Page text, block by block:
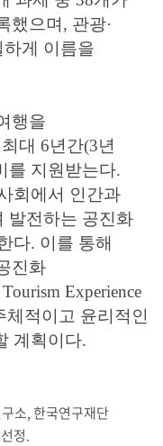
했으며, 관광·
게 이름을
행을
대 6년간(3년
를 지원받는다.
회에서 인간과
발전하는 공진화
다. 이를 통해
진화
Experience
적이고 윤리적인
계획이다.
소, 한국연구재단
정.